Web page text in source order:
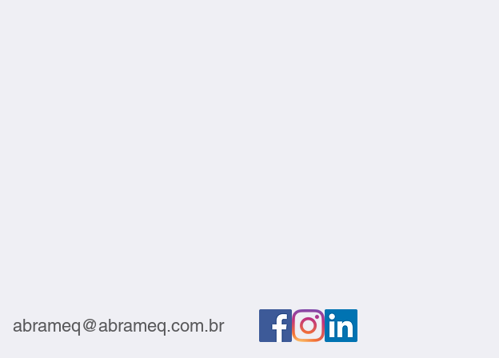
abrameq@abrameq.com.br